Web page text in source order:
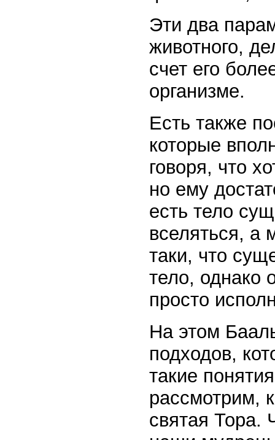
Эти два
животного,
счет его
организме.
Есть также
которые
говоря, что
но ему
есть тело
вселяться, а
таки, что
тело, однако
просто
На этом
подходов,
такие
рассмотрим,
святая Тора.